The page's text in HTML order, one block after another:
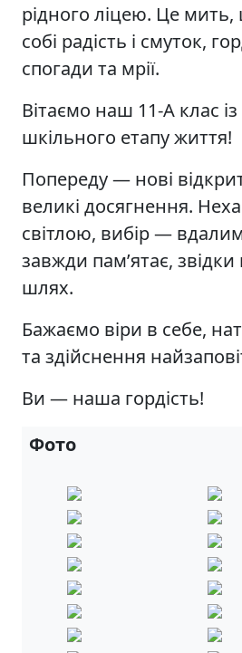
рідного ліцею. Це
собі радість і смуток,
спогади та мрії.
Вітаємо наш 11-А клас
шкільного етапу життя!
Попереду — нові
великі досягнення.
світлою, вибір —
завжди пам’ятає,
шлях.
Бажаємо віри в себе,
та здійснення
Ви — наша гордість!
Фото